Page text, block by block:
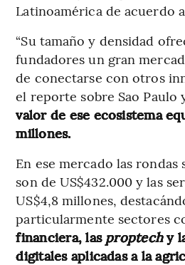
Latinoamérica de acuerdo
“Su tamaño y densidad
fundadores un gran
de conectarse con otros
el reporte sobre Sao Paulo
valor de ese ecosistema
millones.
En ese mercado las
son de US$432.000 y las
US$4,8 millones,
particularmente sectores
financiera, las proptechy
digitales aplicadas a la